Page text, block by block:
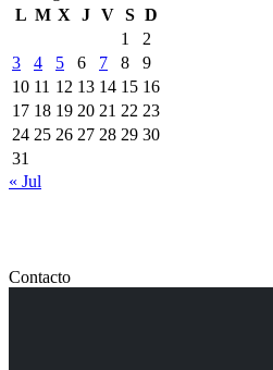
L M X J V S D
1
2
3
4 5 6 7 8
9
10 11 12 13 14 15 16
17 18 19 20 21 22 23
24 25 26 27 28 29 30
31
« Jul
Contacto